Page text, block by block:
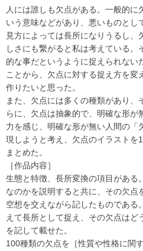
人には誰しも欠点がある。一般的に
いう意味などがあり、悪いものとし
見方によっては長所になりうるし、
しさにも繋がると私は考えている。
的な事だというように捉えられない
ことから、欠点に対する捉え方を変
作りたいと思った。
また、欠点には多くの種類があり、
らに、欠点は抽象的で、明確な形
力を感じ、明確な形が無い人間の「
現しようと考え、欠点のイラストを
まとめた。
［作品内容］
生態と特徴、長所変換の項目がある
なのかを説明すると共に、その欠点
空想を交えながら記したものである
えて長所として捉え、その欠点は
を記して載せた。
100種類の欠点を［性質や性格に関